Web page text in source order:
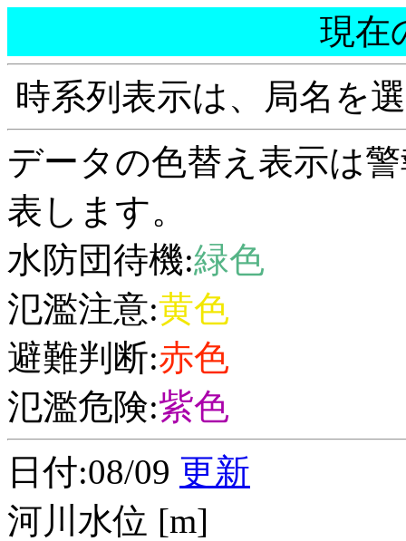
現在
時系列表示は、局名を
データの色替え表示は
表します。
水防団待機:緑色
氾濫注意:黄色
避難判断:赤色
氾濫危険:紫色
日付:08/09 更新
河川水位 [m]